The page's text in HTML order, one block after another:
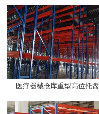
医疗器械仓库重型高位托盘